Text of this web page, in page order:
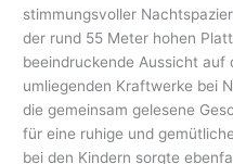
stimmungsvoller
der rund 55 Meter hohen
beeindruckende Aussicht auf
umliegenden Kraftwerke bei
die gemeinsam gelesene
für eine ruhige und
bei den Kindern sorgte